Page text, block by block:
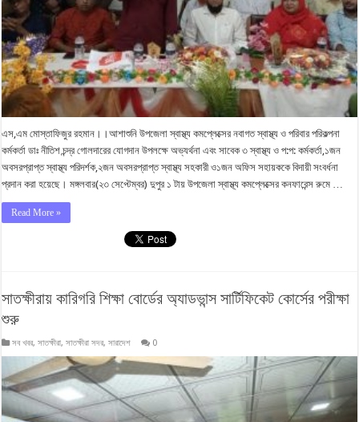
এস,এম মোস্তাফিজুর রহমান।।আশাশুনি উপজেলা স্বাস্থ্য কমপ্লেক্সের নবাগত স্বাস্থ্য ও পরিবার পরিকল্পনা
কর্মকর্তা ডাঃ নীতিশ চন্দ্র গোলদারের যোগদান উপলক্ষে অভ্যর্থনা এবং সাবেক ৩ স্বাস্থ্য ও প:প: কর্মকর্তা,১জন
অবসরপ্রাপ্ত স্বাস্থ্য পরিদর্শক,২জন অবসরপ্রাপ্ত স্বাস্থ্য সহকারী ও১জন অফিস সহায়ককে বিদায়ী সংবর্ধনা
প্রদান করা হয়েছে। মঙ্গলবার(২৩ সেপ্টেম্বর) দুপুর ১ টায় উপজেলা স্বাস্থ্য কমপ্লেক্সের কনফারেন্স রুমে …
Read More »
সাতক্ষীরায় কারিগরি শিক্ষা বোর্ডের অ্যাডভান্স সার্টিফিকেট কোর্সের পরীক্ষা
শুরু
সব খবর,সাতক্ষীরা,সাতক্ষীরা সদর,সারাদেশ 0